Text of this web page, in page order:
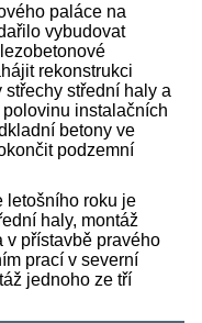
paláce na
vybudovat
rekonstrukci
střední haly a
instalačních
betony ve
podzemní
letošního roku je
haly, montáž
v přístavbě pravého
prací v severní
jednoho ze tří